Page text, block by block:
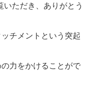
ただき、ありがとう
チメントという突起
力をかけることがで